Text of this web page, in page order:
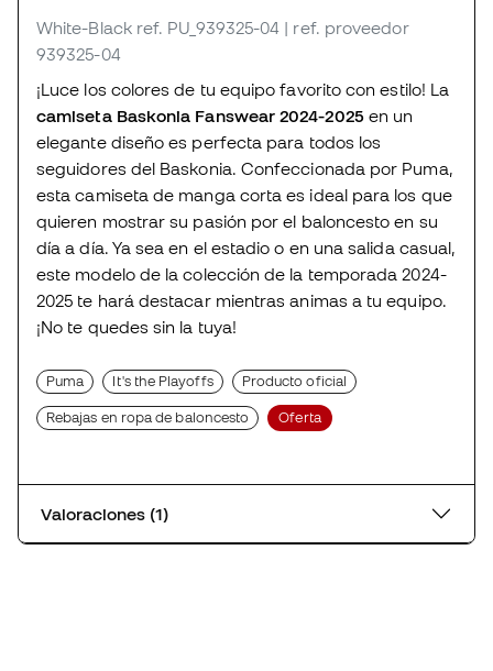
White-Black ref. PU_939325-04 | ref. proveedor
939325-04
¡Luce los colores de tu equipo favorito con estilo! La
camiseta Baskonia Fanswear 2024-2025en un
elegante diseño es perfecta para todos los
seguidores del Baskonia. Confeccionada por Puma,
esta camiseta de manga corta es ideal para los que
quieren mostrar su pasión por el baloncesto en su
día a día. Ya sea en el estadio o en una salida casual,
este modelo de la colección de la temporada 2024-
2025 te hará destacar mientras animas a tu equipo.
¡No te quedes sin la tuya!
Puma It's the Playoffs Producto oficial
Rebajas en ropa de baloncesto Oferta
Valoraciones (1)